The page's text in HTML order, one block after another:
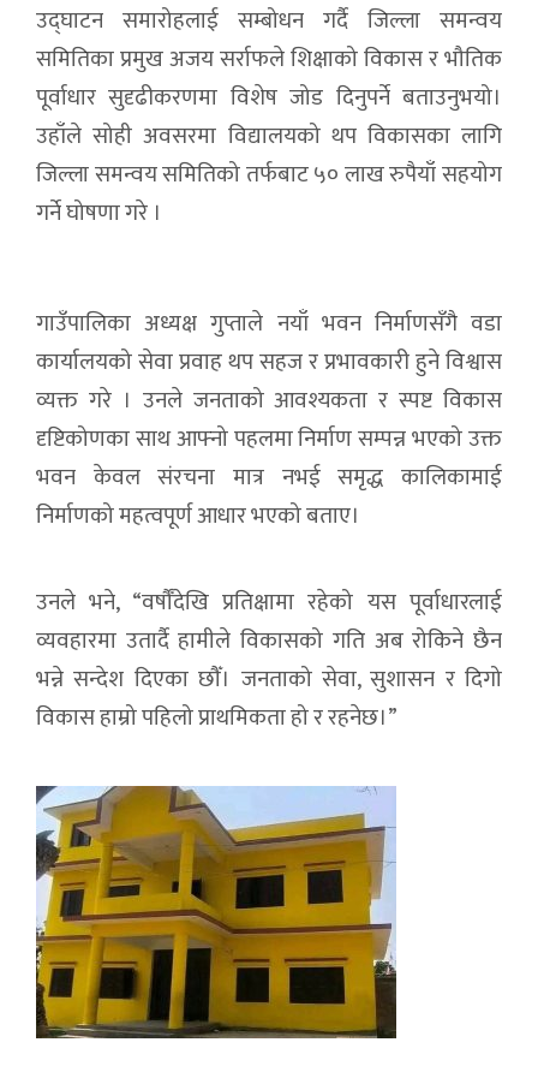
उद्घाटन समारोहलाई सम्बोधन गर्दै जिल्ला समन्वय
समितिका प्रमुख अजय सर्राफले शिक्षाको विकास र भौतिक
पूर्वाधार सुदृढीकरणमा विशेष जोड दिनुपर्ने बताउनुभयो।
उहाँले सोही अवसरमा विद्यालयको थप विकासका लागि
जिल्ला समन्वय समितिको तर्फबाट ५० लाख रुपैयाँ सहयोग
गर्ने घोषणा गरे ।
गाउँपालिका अध्यक्ष गुप्ताले नयाँ भवन निर्माणसँगै वडा
कार्यालयको सेवा प्रवाह थप सहज र प्रभावकारी हुने विश्वास
व्यक्त गरे । उनले जनताको आवश्यकता र स्पष्ट विकास
दृष्टिकोणका साथ आफ्नो पहलमा निर्माण सम्पन्न भएको उक्त
भवन केवल संरचना मात्र नभई समृद्ध कालिकामाई
निर्माणको महत्वपूर्ण आधार भएको बताए।
उनले भने, “वर्षौँदेखि प्रतिक्षामा रहेको यस पूर्वाधारलाई
व्यवहारमा उतार्दै हामीले विकासको गति अब रोकिने छैन
भन्ने सन्देश दिएका छौँ। जनताको सेवा, सुशासन र दिगो
विकास हाम्रो पहिलो प्राथमिकता हो र रहनेछ।”